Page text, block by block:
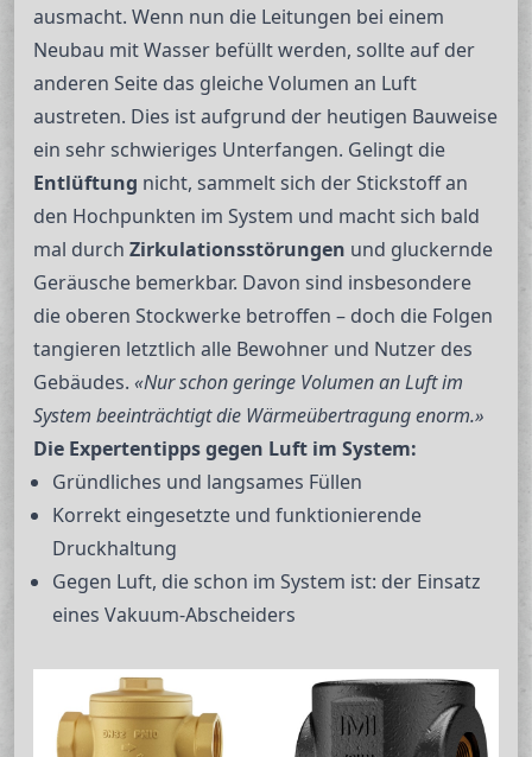
ausmacht. Wenn nun die Leitungen bei einem
Neubau mit Wasser befüllt werden, sollte auf der
anderen Seite das gleiche Volumen an Luft
austreten. Dies ist aufgrund der heutigen Bauweise
ein sehr schwieriges Unterfangen. Gelingt die
Entlüftung nicht, sammelt sich der Stickstoff an
den Hochpunkten im System und macht sich bald
mal durch Zirkulationsstörungen und gluckernde
Geräusche bemerkbar. Davon sind insbesondere
die oberen Stockwerke betroffen – doch die Folgen
tangieren letztlich alle Bewohner und Nutzer des
Gebäudes. «Nur schon geringe Volumen an Luft im
System beeinträchtigt die Wärmeübertragung enorm.»
Die Expertentipps gegen Luft im System:
Gründliches und langsames Füllen
Korrekt eingesetzte und funktionierende
Druckhaltung
Gegen Luft, die schon im System ist: der Einsatz
eines Vakuum-Abscheiders